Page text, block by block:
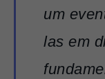
um
las em